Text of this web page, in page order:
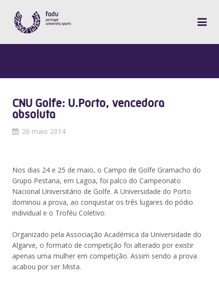
CNU Golfe: U.Porto, vencedora
absoluta
26 maio 2014
Nos dias 24 e 25 de maio, o Campo de Golfe Gramacho do
Grupo Pestana, em Lagoa, foi palco do Campeonato
Nacional Universitário de Golfe. A Universidade do Porto
dominou a prova, ao conquistar os três lugares do pódio
individual e o Troféu Coletivo.
Organizado pela Associação Académica da Universidade do
Algarve, o formato de competição foi alterado por existir
apenas uma mulher em competição. Assim sendo a prova
acabou por ser Mista.